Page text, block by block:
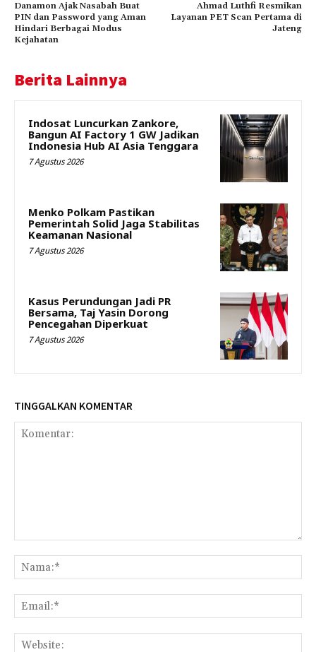
Danamon Ajak Nasabah Buat
PIN dan Password yang Aman
Hindari Berbagai Modus
Kejahatan
Ahmad Luthfi Resmikan
Layanan PET Scan Pertama di
Jateng
Berita Lainnya
Indosat Luncurkan Zankore,
Bangun AI Factory 1 GW Jadikan
Indonesia Hub AI Asia Tenggara
7 Agustus 2026
Menko Polkam Pastikan
Pemerintah Solid Jaga Stabilitas
Keamanan Nasional
7 Agustus 2026
Kasus Perundungan Jadi PR
Bersama, Taj Yasin Dorong
Pencegahan Diperkuat
7 Agustus 2026
TINGGALKAN KOMENTAR